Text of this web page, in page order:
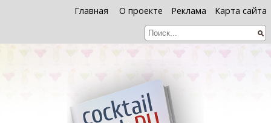
Главная О проекте Реклама Карта сайта